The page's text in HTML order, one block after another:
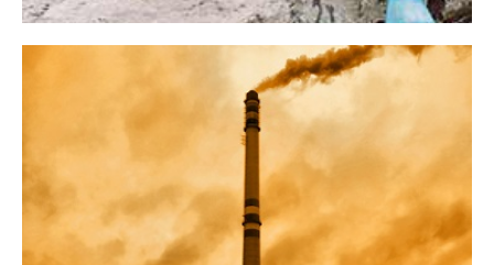
Проектирование необходимо для получения